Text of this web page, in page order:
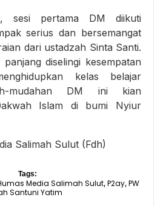
sesi pertama DM diikuti
serius dan bersemangat
dari ustadzah Sinta Santi.
diselingi kesempatan
kelas belajar
mudahan DM ini kian
Islam di bumi Nyiur
Salimah Sulut (Fdh)
Tags:
Media Salimah Sulut, P2ay, PW
Santuni Yatim